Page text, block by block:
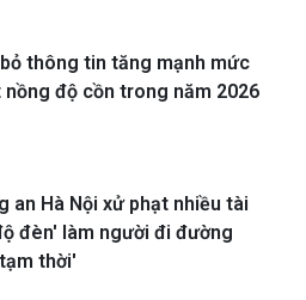
bỏ thông tin tăng mạnh mức
nồng độ cồn trong năm 2026
an Hà Nội xử phạt nhiều tài
đèn' làm người đi đường
thời'